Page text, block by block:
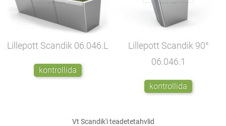
Lillepott Scandik 06.046.L
kontrollida
Lillepott Scandik 90°
06.046.1
kontrollida
Vt Scandik'iteadetetahvlid